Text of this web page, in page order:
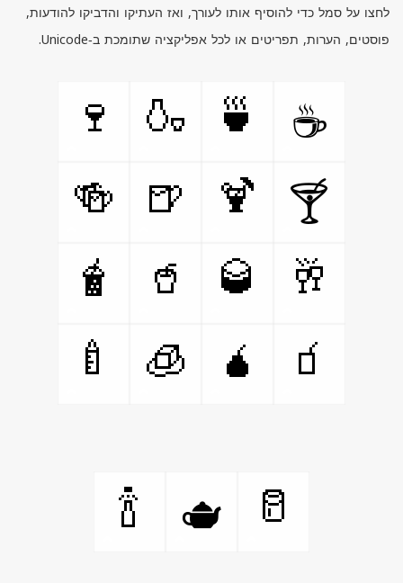
לחצו על סמל כדי להוסיף אותו לעורך, ואז העתיקו והדביקו להודעות,
פוסטים, הערות, תפריטים או לכל אפליקציה שתומכת ב‑Unicode.
☕
🍵
🍶
🍷
🍸
🍹
🍺
🍻
🥂
🥃
🥤
🧋
🧃
🧉
🧊
🍼
🥛
🫖
🍾